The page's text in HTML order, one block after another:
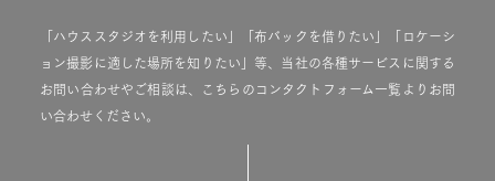
「ハウススタジオを利用したい」「布バックを借りたい」「ロケーシ
ョン撮影に適した場所を知りたい」等、当社の各種サービスに関する
お問い合わせやご相談は、こちらのコンタクトフォーム一覧よりお問
い合わせください。